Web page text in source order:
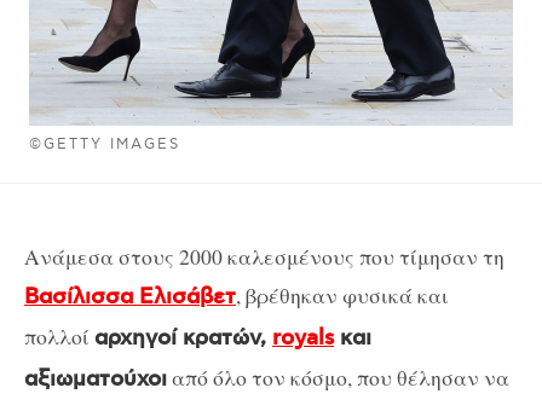
©GETTY IMAGES
Ανάμεσα στους 2000 καλεσμένους που τίμησαν τη
Βασίλισσα Ελισάβετ, βρέθηκαν φυσικά και
πολλοί αρχηγοί κρατών, royalsκαι
αξιωματούχοιαπό όλο τον κόσμο, που θέλησαν να